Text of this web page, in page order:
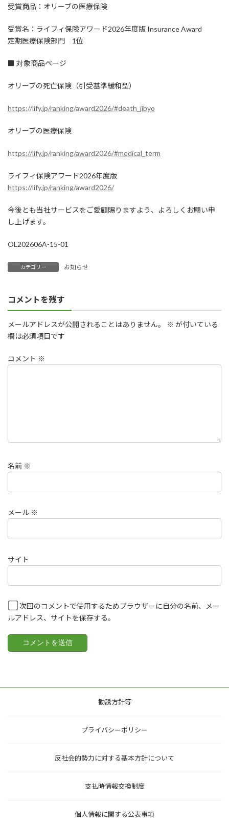
受賞商品：オリーブの医療保険
受賞名：ライフィ保険アワード2026年度版 Insurance Award
定期医療保険部門 1位
■ 対象商品ページ
オリーブの死亡保険（引受基準緩和型）
https://lify.jp/ranking/award2026/#death_jibyo
オリーブの医療保険
https://lify.jp/ranking/award2026/#medical_term
ライフィ保険アワード2026年度版
https://lify.jp/ranking/award2026/
今後とも当社サービスをご愛顧賜りますよう、よろしくお願い申
し上げます。
OL202606A-15-01
カテゴリー お知らせ
コメントを残す
メールアドレスが公開されることはありません。 ※ が付いている
欄は必須項目です
コメント ※
名前 ※
メール ※
サイト
次回のコメントで使用するためブラウザーに自分の名前、メー
ルアドレス、サイトを保存する。
勧誘方針等
プライバシーポリシー
反社会的勢力に対する基本方針について
支払時情報交換制度
個人情報に関する公表事項